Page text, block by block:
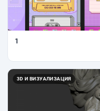
1
3D И ВИЗУАЛИЗАЦИЯ